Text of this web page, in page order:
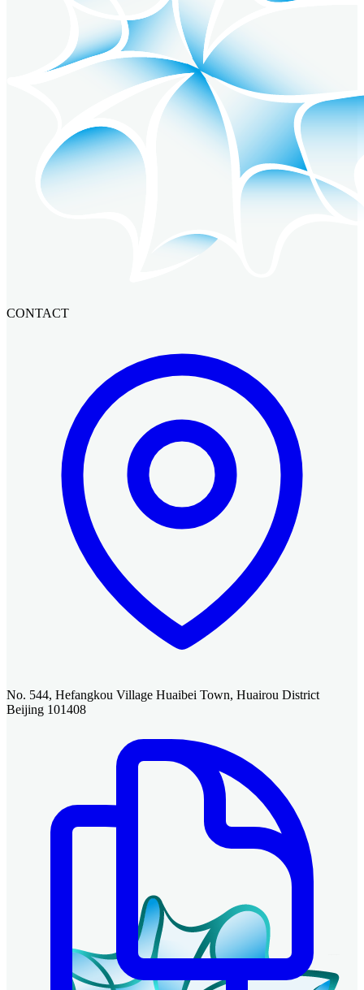
CONTACT
No. 544, Hefangkou Village Huaibei Town, Huairou District
Beijing 101408